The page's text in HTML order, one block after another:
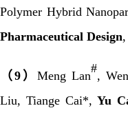
Polymer Hybrid
Pharmaceutical Design,
（9 ）Meng Lan
#
,
Liu, Tiange Cai*,Yu